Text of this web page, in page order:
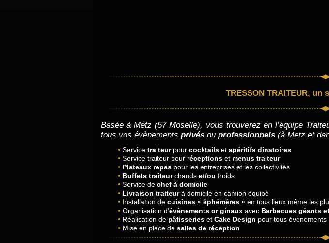
TRESSON TRAITEUR,
Basée à Metz (57 Moselle), vous trouverez en l’équipe
tous vos évènements privés ou professionnels (à Metz et
Service traiteurpour cocktails et apéritifs dinatoires
Service traiteur pour réceptions et menus traiteur
Plateaux repas pour les entreprises et les collectivités
Buffets traiteurchauds et/ou froids
Service de chef à domicile
Livraison traiteurà domicile en camion équipé
Installation de cuisines « éphémères » en tous lieux même les
Organisation d’évènements originaux avec Barbecues géants
Réalisation de pâtisseries et Cake Design pour tous évènements
Mise en place de salles de réception